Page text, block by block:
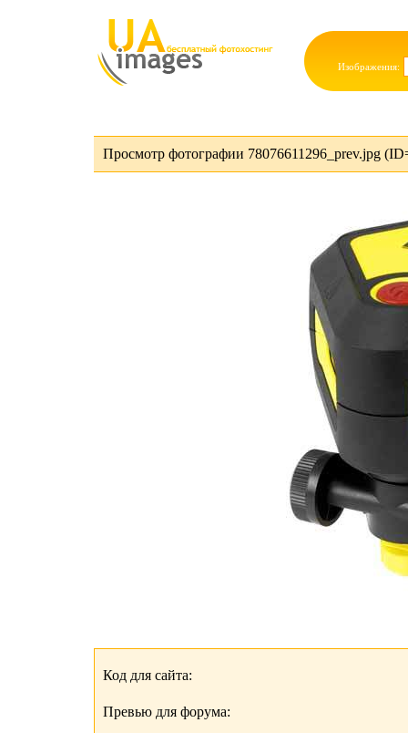
Изображения:
Просмотр фотографии 78076611296_prev.jpg
Код для сайта:
Превью для форума: